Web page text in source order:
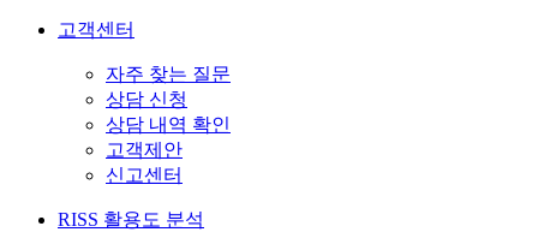
고객센터
자주 찾는 질문
상담 신청
상담 내역 확인
고객제안
신고센터
RISS 활용도 분석